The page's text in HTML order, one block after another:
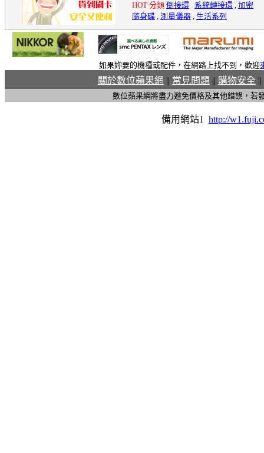
HOT 分類 倒接環 系統轉接環 , 加密
隨身碟 , 測量儀器 , 生活系列
如果妳要的機種或配件，在網路上找不到，歡迎
關於數位蘋果網 || 常見問題 || 購物安全 ||
數位蘋果網將盡力避免價格及其他錯誤，若
備用網站1 http://